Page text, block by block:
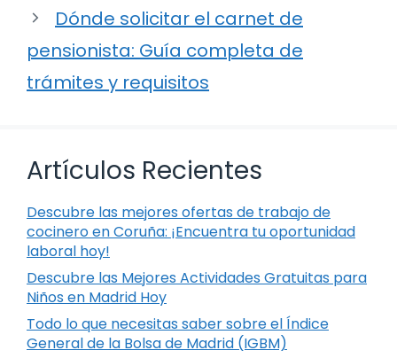
Dónde solicitar el carnet de
pensionista: Guía completa de
trámites y requisitos
Artículos Recientes
Descubre las mejores ofertas de trabajo de
cocinero en Coruña: ¡Encuentra tu oportunidad
laboral hoy!
Descubre las Mejores Actividades Gratuitas para
Niños en Madrid Hoy
Todo lo que necesitas saber sobre el Índice
General de la Bolsa de Madrid (IGBM)